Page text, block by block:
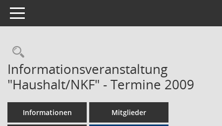
Toggle navigation
Rechercheauswahl
Informationsveranstaltung
"Haushalt/NKF" - Termine 2009
Informationen Mitglieder